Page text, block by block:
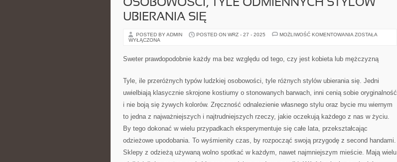
OSOBOWOŚCI, TYLE ODMIENNYCH STYLÓW
UBIERANIA SIĘ
POSTED BY ADMIN POSTED ON WRZ - 27 - 2025 MOŻLIWOŚĆ KOMENTOWANIA TYLE,
LUDZKIEJ
OSOBOWOŚCI,
STYLÓW
UBIERANIA
ZOSTAŁA
WYŁĄCZONA
Sweter prawdopodobnie każdy ma bez względu od tego, czy jest kobieta lub mężczyzną
Tyle, ile przeróżnych typów ludzkiej osobowości, tyle różnych stylów ubierania się. Jedni
uwielbiają klasycznie skrojone kostiumy o stonowanych barwach, inni cenią sobie oryginalność
i nie boją się żywych kolorów. Zręczność odnalezienie własnego stylu oraz bycie mu wiernym
to jedna z najważniejszych i najtrudniejszych rzeczy, jakie oczekują każdego z nas w życiu.
By tego dokonać w wielu przypadkach eksperymentuje się całe lata, przekształcając
odzieżowe upodobania. To wyśmienity czas, by rozpocząć swoją przygodę z second handami.
Sklepy z odzieżą używaną wolno spotkać w każdym, nawet najmniejszym mieście. Mają wielu